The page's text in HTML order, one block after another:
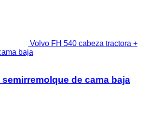
Volvo FH 540 cabeza tractora +
baja
semirremolque de cama baja